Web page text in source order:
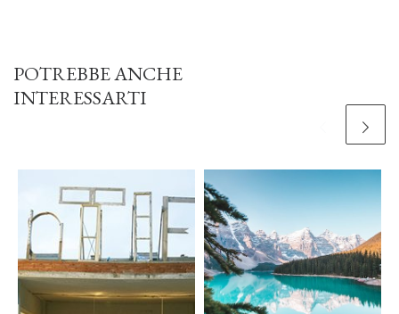
POTREBBE ANCHE
INTERESSARTI